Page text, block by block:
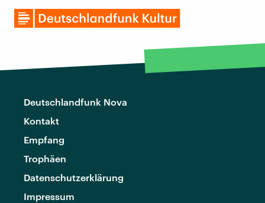
Deutschlandfunk Nova
Kontakt
Empfang
Trophäen
Datenschutzerklärung
Impressum